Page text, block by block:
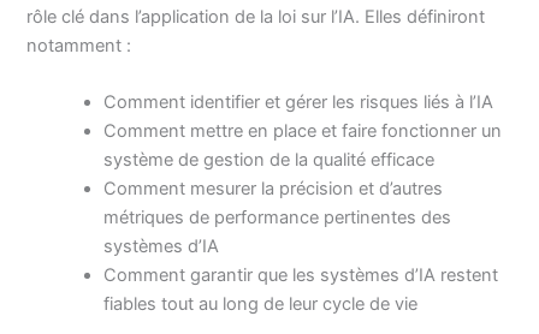
rôle clé dans l’application de la loi sur l’IA. Elles définiront
notamment :
Comment identifier et gérer les risques liés à l’IA
Comment mettre en place et faire fonctionner un
système de gestion de la qualité efficace
Comment mesurer la précision et d’autres
métriques de performance pertinentes des
systèmes d’IA
Comment garantir que les systèmes d’IA restent
fiables tout au long de leur cycle de vie